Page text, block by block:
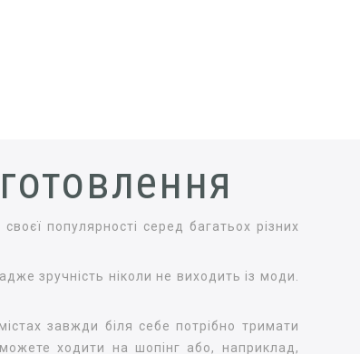
популярності серед багатьох різних
зручність ніколи не виходить із моди.
завжди біля себе потрібно тримати
ходити на шопінг або, наприклад,